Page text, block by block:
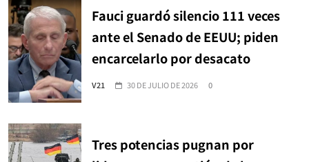
Fauci guardó silencio 111 veces
ante el Senado de EEUU; piden
encarcelarlo por desacato
V21 30 DE JULIO DE 2026 0
Tres potencias pugnan por